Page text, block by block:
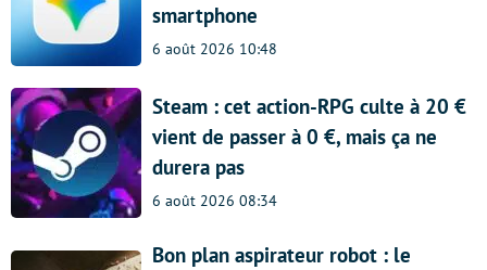
smartphone
6 août 2026 10:48
Steam : cet action-RPG culte à 20 €
vient de passer à 0 €, mais ça ne
durera pas
6 août 2026 08:34
Bon plan aspirateur robot : le